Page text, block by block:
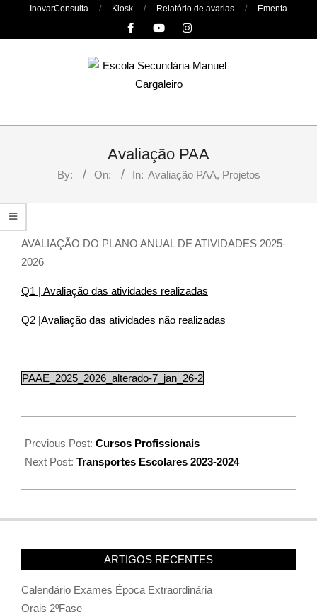
InovarConsulta Kiosk Relatório de avarias Ementa
Primary
Avaliação PAA
By: On: In: Avaliação PAA, Projetos
AVALIAÇÃO DO PLANO ANUAL DE ATIVIDADES 2025-
2026
Q1 | Avaliação das atividades realizadas
Q2 |Avaliação das atividades não realizadas
PAAE_2025_2026_alterado-7_jan_26-2
Previous Post: Cursos Profissionais
Next Post: Transportes Escolares 2023-2024
ARTIGOS RECENTES
Calendário Exames Época Extraordinária
Orais 2ºFase